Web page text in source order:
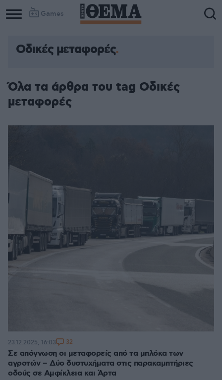
Games
Οδικές μεταφορές
Όλα τα άρθρα του tag Οδικές
μεταφορές
Σε απόγνωση οι μεταφορείς από τα μπλόκα των
αγροτών – Δύο δυστυχήματα στις παρακαμπτήριες
οδούς σε Αμφίκλεια και Άρτα
23.12.2025, 16:03 32